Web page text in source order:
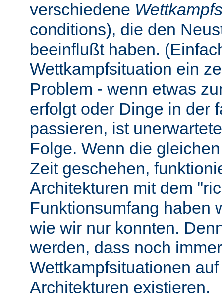
verschiedene
conditions), die den
beeinflußt haben.
Wettkampfsituation ein
Problem - wenn etwas
erfolgt oder Dinge in der
passieren, ist
Folge. Wenn die
Zeit geschehen,
Architekturen mit dem
Funktionsumfang haben
wie wir nur konnten.
werden, dass noch immer
Wettkampfsituationen
Architekturen existieren.